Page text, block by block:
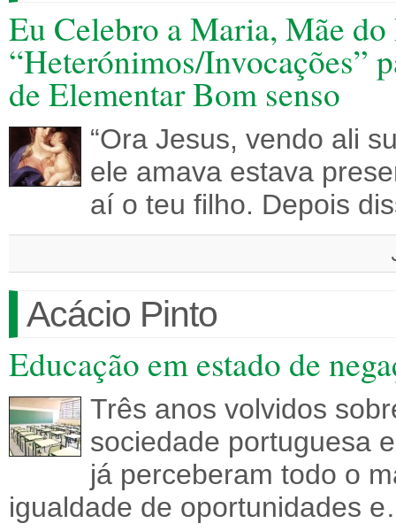
Eu Celebro a Maria, Mãe do
“Heterónimos/Invocações”
de Elementar Bom senso
“Ora Jesus, vendo ali
ele amava estava
aí o teu filho. Depois
Acácio Pinto
Educação em estado de
Três anos volvidos
sociedade portuguesa
já perceberam todo o
igualdade de oportunidades